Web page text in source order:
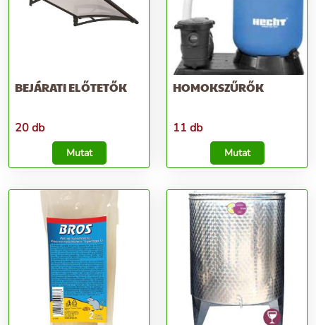
BEJÁRATI ELŐTETŐK
20 db
Mutat
HOMOKSZŰRŐK
11 db
Mutat